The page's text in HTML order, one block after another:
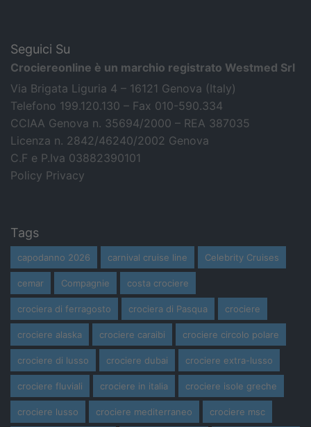
Seguici Su
Crociereonline è un marchio registrato Westmed Srl
Via Brigata Liguria 4 – 16121 Genova (Italy)
Telefono 199.120.130 – Fax 010-590.334
CCIAA Genova n. 35694/2000 – REA 387035
Licenza n. 2842/46240/2002 Genova
C.F e P.Iva 03882390101
Policy Privacy
Tags
capodanno 2026 carnival cruise line Celebrity Cruises
cemar Compagnie costa crociere
crociera di ferragosto crociera di Pasqua crociere
crociere alaska crociere caraibi crociere circolo polare
crociere di lusso crociere dubai crociere extra-lusso
crociere fluviali crociere in italia crociere isole greche
crociere lusso crociere mediterraneo crociere msc